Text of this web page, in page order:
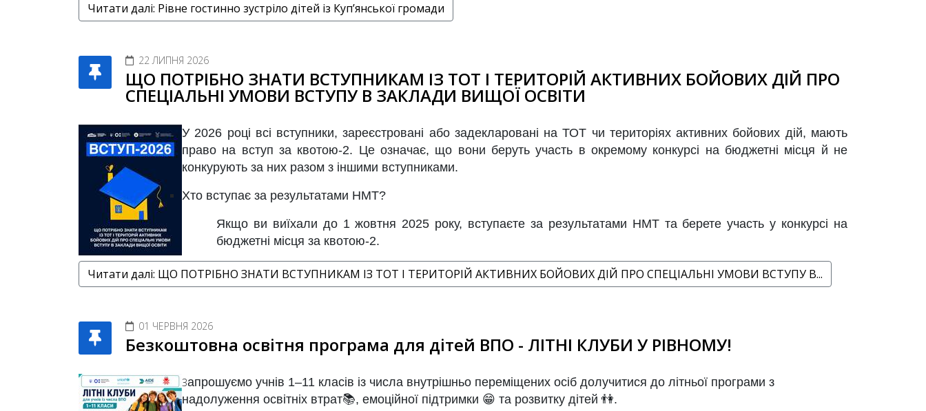
Читати далі: Рівне гостинно зустріло дітей із Куп’янської громади
22 ЛИПНЯ 2026
ЩО ПОТРІБНО ЗНАТИ ВСТУПНИКАМ ІЗ ТОТ І ТЕРИТОРІЙ АКТИВНИХ БОЙОВИХ ДІЙ ПРО
СПЕЦІАЛЬНІ УМОВИ ВСТУПУ В ЗАКЛАДИ ВИЩОЇ ОСВІТИ
У 2026 році всі вступники, зареєстровані або задекларовані на ТОТ чи територіях активних бойових дій, мають
право на вступ за квотою-2. Це означає, що вони беруть участь в окремому конкурсі на бюджетні місця й не
конкурують за них разом з іншими вступниками.
Хто вступає за результатами НМТ?
Якщо ви виїхали до 1 жовтня 2025 року, вступаєте за результатами НМТ та берете участь у конкурсі на
бюджетні місця за квотою-2.
Читати далі: ЩО ПОТРІБНО ЗНАТИ ВСТУПНИКАМ ІЗ ТОТ І ТЕРИТОРІЙ АКТИВНИХ БОЙОВИХ ДІЙ ПРО СПЕЦІАЛЬНІ УМОВИ ВСТУПУ В...
01 ЧЕРВНЯ 2026
Безкоштовна освітня програма для дітей ВПО - ЛІТНІ КЛУБИ У РІВНОМУ!
Запрошуємо учнів 1–11 класів із числа внутрішньо переміщених осіб долучитися до літньої програми з
надолуження освітніх втрат📚, емоційної підтримки 😁 та розвитку дітей 👫.